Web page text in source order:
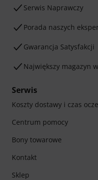
Serwis Naprawczy
Porada naszych
Gwarancja Satysfakcji
Największy magazyn
Serwis
Koszty dostawy i czas
Centrum pomocy
Bony towarowe
Kontakt
Sklep